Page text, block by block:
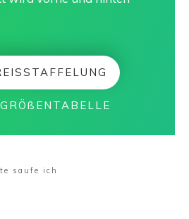
saufe ich